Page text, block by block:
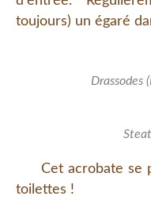
toujours) un égaré
Drassodes
Cet acrobate se
toilettes !